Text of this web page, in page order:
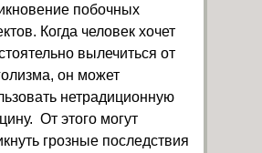
побочных
Когда человек хочет
вылечиться от
он может
нетрадиционную
От этого могут
грозные последствия